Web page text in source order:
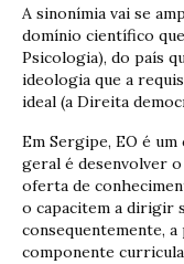
A sinonímia vai se
domínio científico
Psicologia), do país
ideologia que a
ideal (a Direita
Em Sergipe, EO é
geral é desenvolver
oferta de
o capacitem a dirigir
consequentemente,
componente